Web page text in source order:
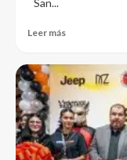
San...
Leer más